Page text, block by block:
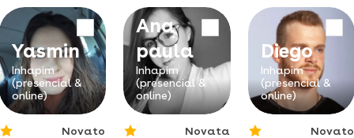
centro universitário
de caratinga -unec
desde 2011pós-
graduada em aee
atendimento
educacional es
crianças e jovens
especiais.
Yasmin
Inhapim
(presencial &
online)
Novato
Ana
paula
Inhapim
(presencial &
online)
Novata
Diego
Inhapim
(presencial &
online)
Novato